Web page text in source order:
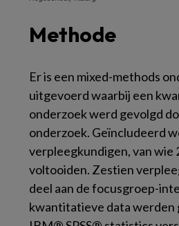
Methode
Er is een mixed-methods
uitgevoerd waarbij een
onderzoek werd gevolgd
onderzoek. Geïncludeerd
verpleegkundigen, van wie
voltooiden. Zestien
deel aan de focusgroep-
kwantitatieve data werden